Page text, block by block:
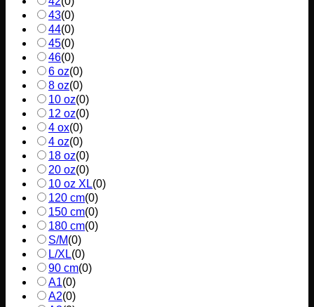
43(0)
44(0)
45(0)
46(0)
6 oz(0)
8 oz(0)
10 oz(0)
12 oz(0)
4 ox(0)
4 oz(0)
18 oz(0)
20 oz(0)
10 oz XL(0)
120 cm(0)
150 cm(0)
180 cm(0)
S/M(0)
L/XL(0)
90 cm(0)
A1(0)
A2(0)